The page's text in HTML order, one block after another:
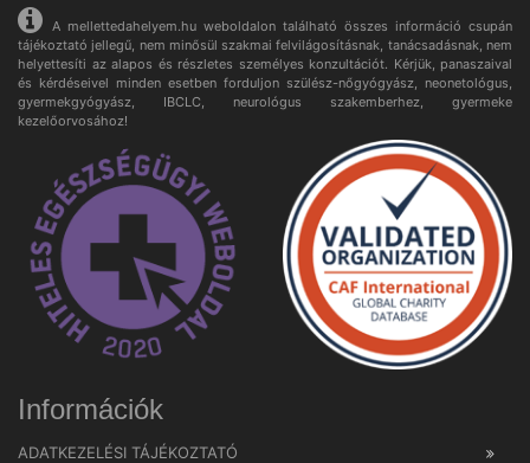
A mellettedahelyem.hu weboldalon található összes információ csupán
tájékoztató jellegű, nem minősül szakmai felvilágosításnak, tanácsadásnak, nem
helyettesíti az alapos és részletes személyes konzultációt. Kérjük, panaszaival
és kérdéseivel minden esetben forduljon szülész-nőgyógyász, neonetológus,
gyermekgyógyász, IBCLC, neurológus szakemberhez, gyermeke
kezelőorvosához!
Információk
ADATKEZELÉSI TÁJÉKOZTATÓ